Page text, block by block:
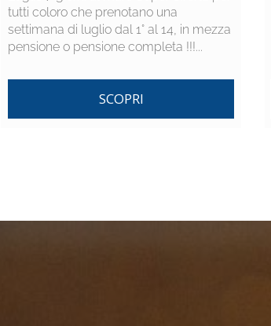
tutti coloro che prenotano una
settimana di luglio dal 1° al 14, in mezza
pensione o pensione completa !!!...
SCOPRI